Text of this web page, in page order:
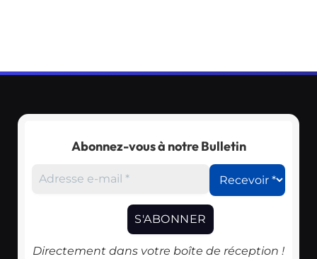
Abonnez-vous à notre Bulletin
Directement dans votre boîte de réception !